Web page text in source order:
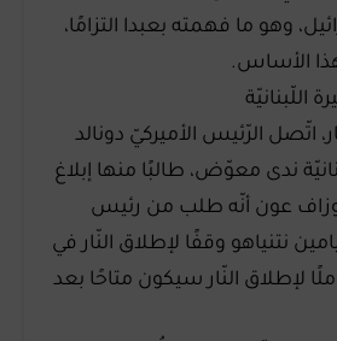
وهو ما فهمته بعبدا التزامًا،
الأساس.
اللّبنانيّة
اتّصل الرّئيس الأميركيّ دونالد
ندى معوّض، طالبًا منها إبلاغ
عون أنّه طلب من رئيس
نتنياهو وقفًا لإطلاق النّار في
لإطلاق النّار سيكون متاحًا بعد